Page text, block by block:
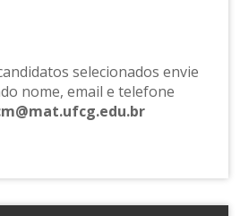
selecionados envie
nome, email e telefone